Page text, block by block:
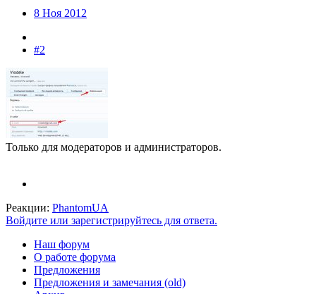
8 Ноя 2012
#2
Только для модераторов и администраторов.
Реакции: PhantomUA
Войдите или зарегистрируйтесь для ответа.
Наш форум
О работе форума
Предложения
Предложения и замечания (old)